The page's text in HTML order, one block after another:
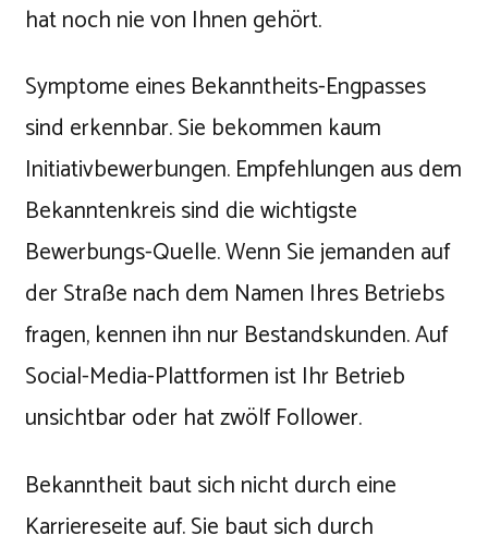
hat noch nie von Ihnen gehört.
Symptome eines Bekanntheits-Engpasses
sind erkennbar. Sie bekommen kaum
Initiativbewerbungen. Empfehlungen aus dem
Bekanntenkreis sind die wichtigste
Bewerbungs-Quelle. Wenn Sie jemanden auf
der Straße nach dem Namen Ihres Betriebs
fragen, kennen ihn nur Bestandskunden. Auf
Social-Media-Plattformen ist Ihr Betrieb
unsichtbar oder hat zwölf Follower.
Bekanntheit baut sich nicht durch eine
Karriereseite auf. Sie baut sich durch